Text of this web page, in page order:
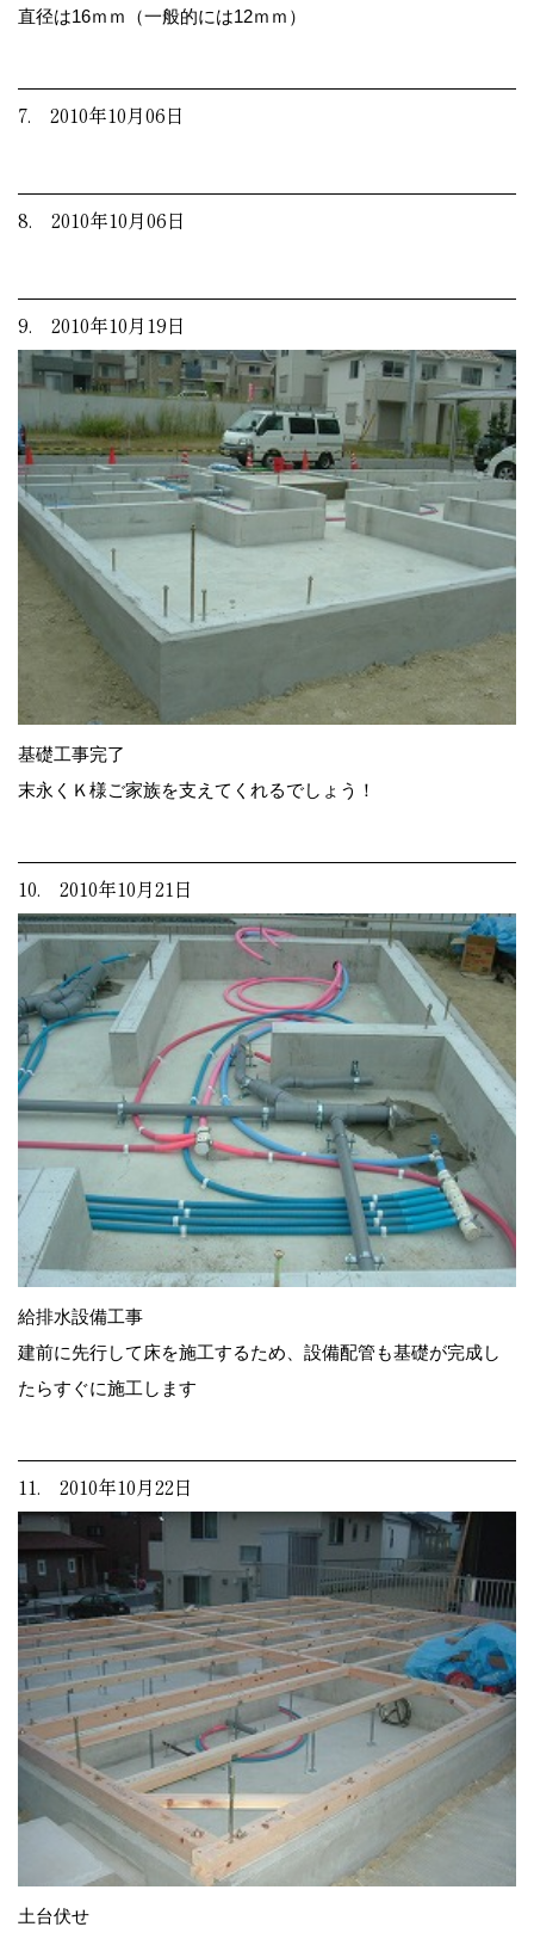
直径は16ｍｍ（一般的には12ｍｍ）
7. 2010年10月06日
8. 2010年10月06日
9. 2010年10月19日
基礎工事完了
末永くＫ様ご家族を支えてくれるでしょう！
10. 2010年10月21日
給排水設備工事
建前に先行して床を施工するため、設備配管も基礎が完成し
たらすぐに施工します
11. 2010年10月22日
土台伏せ